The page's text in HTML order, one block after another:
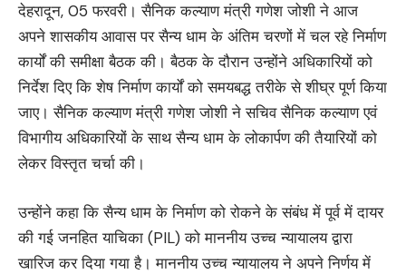
देहरादून, 05 फरवरी। सैनिक कल्याण मंत्री गणेश जोशी ने आज
अपने शासकीय आवास पर सैन्य धाम के अंतिम चरणों में चल रहे निर्माण
कार्यों की समीक्षा बैठक की। बैठक के दौरान उन्होंने अधिकारियों को
निर्देश दिए कि शेष निर्माण कार्यों को समयबद्ध तरीके से शीघ्र पूर्ण किया
जाए। सैनिक कल्याण मंत्री गणेश जोशी ने सचिव सैनिक कल्याण एवं
विभागीय अधिकारियों के साथ सैन्य धाम के लोकार्पण की तैयारियों को
लेकर विस्तृत चर्चा की।
उन्होंने कहा कि सैन्य धाम के निर्माण को रोकने के संबंध में पूर्व में दायर
की गई जनहित याचिका (PIL) को माननीय उच्च न्यायालय द्वारा
खारिज कर दिया गया है। माननीय उच्च न्यायालय ने अपने निर्णय में